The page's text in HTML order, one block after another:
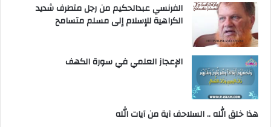
الفرنسي عبدالحكيم من رجل متطرف شديد
الكراهية للإسلام إلى مسلم متسامح
الإعجاز العلمي في سورة الكهف
هذا خلق الله .. السلاحف آية من آيات الله